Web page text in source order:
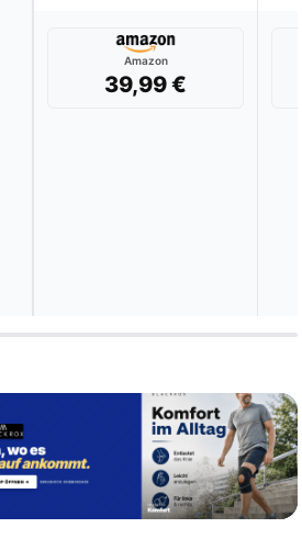
Amazon
39,99 €